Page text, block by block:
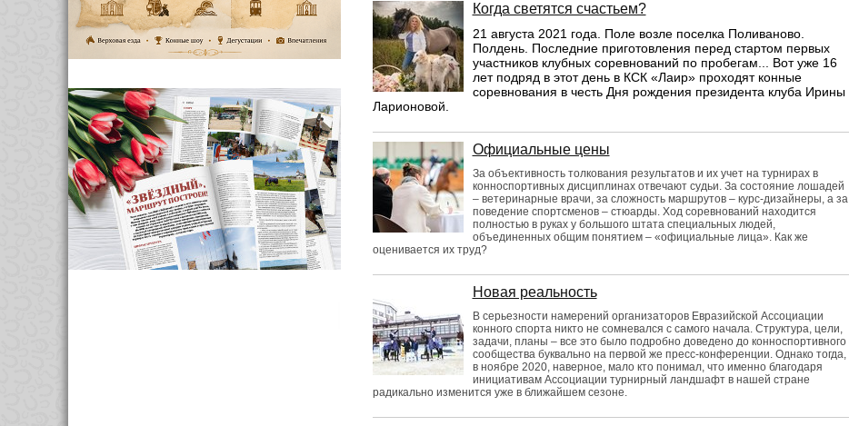
Когда светятся счастьем?
21 августа 2021 года. Поле возле поселка Поливаново.
Полдень. Последние приготовления перед стартом первых
участников клубных соревнований по пробегам... Вот уже 16
лет подряд в этот день в КСК «Лаир» проходят конные
соревнования в честь Дня рождения президента клуба Ирины
Ларионовой.
Официальные цены
За объективность толкования результатов и их учет на турнирах в
конноспортивных дисциплинах отвечают судьи. За состояние лошадей
– ветеринарные врачи, за сложность маршрутов – курс-дизайнеры, а за
поведение спортсменов – стюарды. Ход соревнований находится
полностью в руках у большого штата специальных людей,
объединенных общим понятием – «официальные лица». Как же
оценивается их труд?
Новая реальность
В серьезности намерений организаторов Евразийской Ассоциации
конного спорта никто не сомневался с самого начала. Структура, цели,
задачи, планы – все это было подробно доведено до конноспортивного
сообщества буквально на первой же пресс-конференции. Однако тогда,
в ноябре 2020, наверное, мало кто понимал, что именно благодаря
инициативам Ассоциации турнирный ландшафт в нашей стране
радикально изменится уже в ближайшем сезоне.